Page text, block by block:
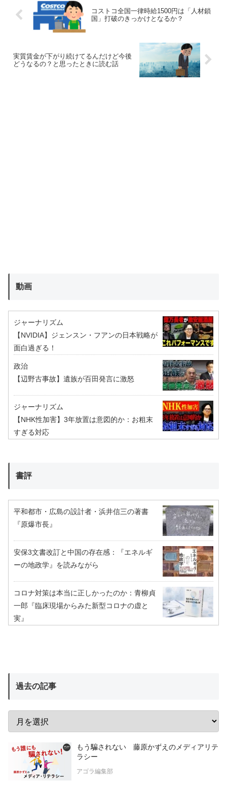
コストコ全国一律時給1500円は「人材鎖
国」打破のきっかけとなるか？
実質賃金が下がり続けてるんだけど今後
どうなるの？と思ったときに読む話
動画
ジャーナリズム
【NVIDIA】ジェンスン・フアンの日本戦略が
面白過ぎる！
政治
【辺野古事故】遺族が百田発言に激怒
ジャーナリズム
【NHK性加害】3年放置は意図的か：お粗末
すぎる対応
書評
平和都市・広島の設計者・浜井信三の著書
『原爆市長』
安保3文書改訂と中国の存在感：『エネルギ
ーの地政学』を読みながら
コロナ対策は本当に正しかったのか：青柳貞
一郎『臨床現場からみた新型コロナの虚と
実』
過去の記事
もう騙されない 藤原かずえのメディアリテ
ラシー
アゴラ編集部